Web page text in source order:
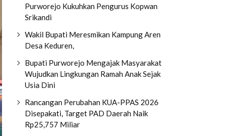
Purworejo Kukuhkan Pengurus Kopwan
Srikandi
Wakil Bupati Meresmikan Kampung Aren
Desa Keduren,
Bupati Purworejo Mengajak Masyarakat
Wujudkan Lingkungan Ramah Anak Sejak
Usia Dini
Rancangan Perubahan KUA-PPAS 2026
Disepakati, Target PAD Daerah Naik
Rp25,757 Miliar